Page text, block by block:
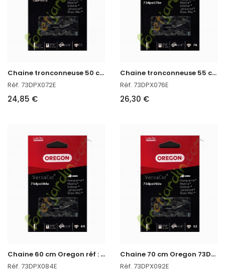
C
haine tronconneuse 50 cm Oregon réf : 73DPX072E
Réf. 73DPX072E
24,85 €
C
haine tronconneuse 55 cm Oregon 73DPX076E
Réf. 73DPX076E
26,30 €
C
haine 60 cm Oregon réf : 73DPX084E
Réf. 73DPX084E
C
haine 70 cm Oregon 73DPX092E
Réf. 73DPX092E